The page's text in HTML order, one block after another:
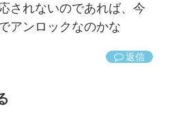
されないのであれば、今
アンロックなのかな
返信